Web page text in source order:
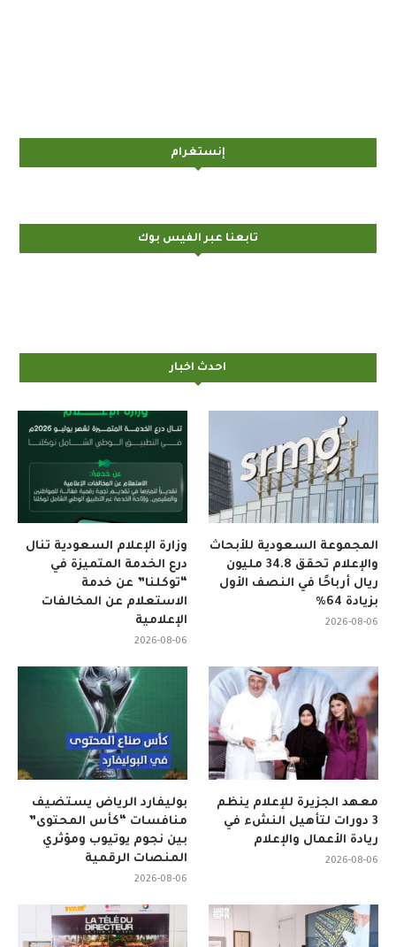
إنستغرام
تابعنا عبر الفيس بوك
احدث اخبار
وزارة الإعلام السعودية تنال
درع الخدمة المتميزة في
“توكلنا” عن خدمة
الاستعلام عن المخالفات
الإعلامية
2026-08-06
المجموعة السعودية للأبحاث
والإعلام تحقق 34.8 مليون
ريال أرباحًا في النصف الأول
بزيادة 64%
2026-08-06
بوليفارد الرياض يستضيف
منافسات “كأس المحتوى”
بين نجوم يوتيوب ومؤثري
المنصات الرقمية
2026-08-06
معهد الجزيرة للإعلام ينظم
3 دورات لتأهيل النشء في
ريادة الأعمال والإعلام
2026-08-06